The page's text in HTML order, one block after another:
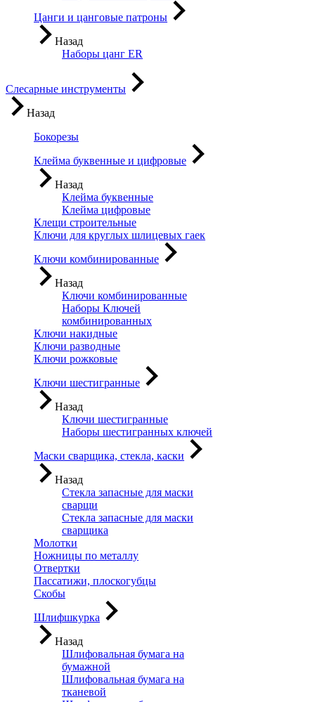
Цанги и цанговые патроны
Назад
Наборы цанг ER
Слесарные инструменты
Назад
Бокорезы
Клейма буквенные и цифровые
Назад
Клейма буквенные
Клейма цифровые
Клещи строительные
Ключи для круглых шлицевых гаек
Ключи комбинированные
Назад
Ключи комбинированные
Наборы Ключей
комбинированных
Ключи накидные
Ключи разводные
Ключи рожковые
Ключи шестигранные
Назад
Ключи шестигранные
Наборы шестигранных ключей
Маски сварщика, стекла, каски
Назад
Стекла запасные для маски
сварщи
Стекла запасные для маски
сварщика
Молотки
Ножницы по металлу
Отвертки
Пассатижи, плоскогубцы
Скобы
Шлифшкурка
Назад
Шлифовальная бумага на
бумажной
Шлифовальная бумага на
тканевой